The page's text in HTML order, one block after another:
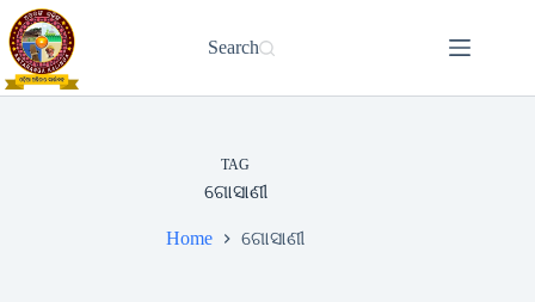
Skip
to
content
Search
TAG
ଗୋସାଣୀ
Home ଗୋସାଣୀ